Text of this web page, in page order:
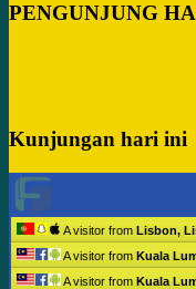
PENGUNJUNG
Kunjungan hari ini
A visitor from Lisbon,
A visitor from Kuala
A visitor from Kuala